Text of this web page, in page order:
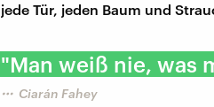
jede Tür, jeden Baum und
"Man weiß nie, was
​Ciarán Fahey